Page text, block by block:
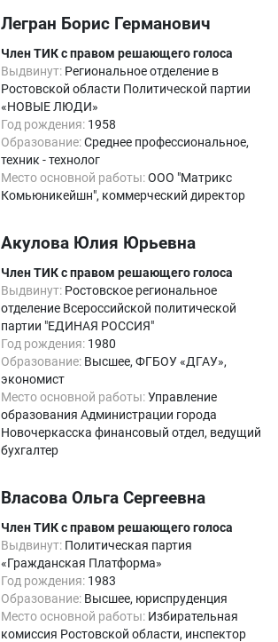
Легран Борис Германович
Член ТИК с правом решающего голоса
Выдвинут: Региональное отделение в
Ростовской области Политической партии
«НОВЫЕ ЛЮДИ»
Год рождения: 1958
Образование:Среднее профессиональное,
техник - технолог
Место основной работы:ООО "Матрикс
Комьюникейшн", коммерческий директор
Акулова Юлия Юрьевна
Член ТИК с правом решающего голоса
Выдвинут: Ростовское региональное
отделение Всероссийской политической
партии "ЕДИНАЯ РОССИЯ"
Год рождения: 1980
Образование: Высшее, ФГБОУ «ДГАУ»,
экономист
Место основной работы:Управление
образования Администрации города
Новочеркасска финансовый отдел, ведущий
бухгалтер
Власова Ольга Сергеевна
Член ТИК с правом решающего голоса
Выдвинут: Политическая партия
«Гражданская Платформа»
Год рождения: 1983
Образование: Высшее, юриспруденция
Место основной работы: Избирательная
комиссия Ростовской области, инспектор